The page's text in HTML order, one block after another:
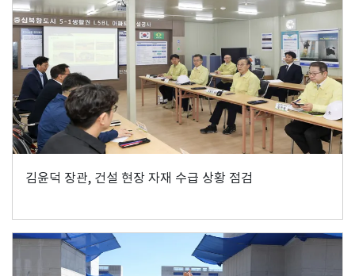
김윤덕 장관, 건설 현장 자재 수급 상황 점검